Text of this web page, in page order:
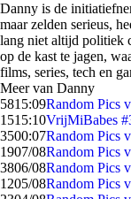
Danny is de
maar zelden serieus,
lang niet altijd politiek
op de kast te jagen,
films, series, tech en
Meer van Danny
5815:09Random Pics
1515:10VrijMiBabes
3500:07Random Pics
1907/08Random Pics
3806/08Random Pics
1205/08Random Pics